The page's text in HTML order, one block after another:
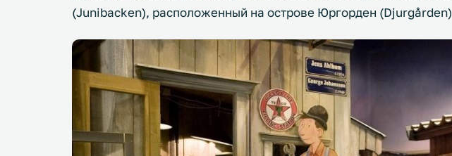
(Junibacken), расположенный на острове Юргорден (Djurgården)